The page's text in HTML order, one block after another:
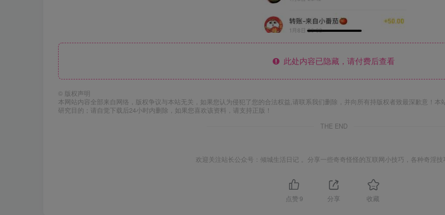
此处内容已隐藏，请付费后查看
© 版权声明
本网站内容全部来自网络，版权争议与本站无关，如果您认为侵犯了您的合法权益,请联系我们删除，并向所有持版权者致最深歉意！
研究目的；请自觉下载后24小时内删除，如果您喜欢该资料，请支持正版！
THE END
欢迎关注站长公众号：倾城生活日记 。分享一些奇奇怪怪的互联网小技巧，各种奇淫技
点赞 9 分享 收藏